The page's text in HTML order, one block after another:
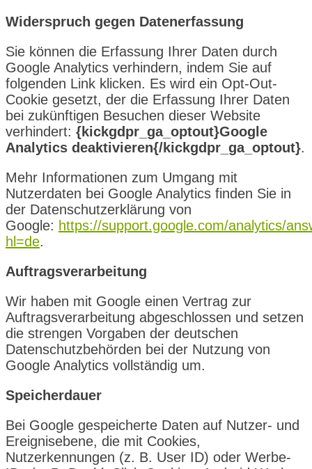
Widerspruch gegen Datenerfassung
Sie können die Erfassung Ihrer Daten durch
Google Analytics verhindern, indem Sie auf
folgenden Link klicken. Es wird ein Opt-Out-
Cookie gesetzt, der die Erfassung Ihrer Daten
bei zukünftigen Besuchen dieser Website
verhindert: {kickgdpr_ga_optout}Google
Analytics deaktivieren{/kickgdpr_ga_optout}.
Mehr Informationen zum Umgang mit
Nutzerdaten bei Google Analytics finden Sie in
der Datenschutzerklärung von
Google: https://support.google.com/analytics/
hl=de.
Auftragsverarbeitung
Wir haben mit Google einen Vertrag zur
Auftragsverarbeitung abgeschlossen und setzen
die strengen Vorgaben der deutschen
Datenschutzbehörden bei der Nutzung von
Google Analytics vollständig um.
Speicherdauer
Bei Google gespeicherte Daten auf Nutzer- und
Ereignisebene, die mit Cookies,
Nutzerkennungen (z. B. User ID) oder Werbe-